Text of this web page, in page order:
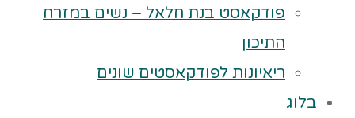
פודקאסט בנת חלאל – נשים במזרח
התיכון
ריאיונות לפודקאסטים שונים
בלוג